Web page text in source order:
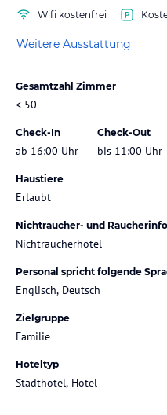
Wifi kostenfrei
Weitere Ausstattung
Gesamtzahl Zimmer
< 50
Check-In
ab 16:00 Uhr
Check-Out
bis 11:00 Uhr
Haustiere
Erlaubt
Nichtraucher- und
Nichtraucherhotel
Personal spricht folgende
Englisch, Deutsch
Zielgruppe
Familie
Hoteltyp
Stadthotel, Hotel